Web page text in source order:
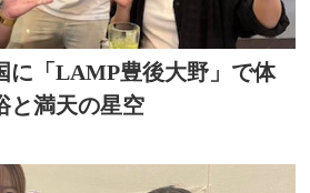
に「LAMP豊後大野」で体
と満天の星空